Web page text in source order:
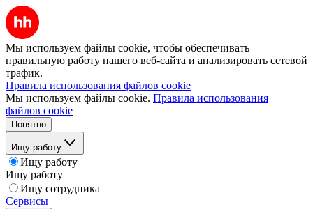
Мы используем файлы cookie, чтобы обеспечивать
правильную работу нашего веб-сайта и анализировать сетевой
трафик.
Правила использования файлов cookie
Мы используем файлы cookie. Правила использования
файлов cookie
Понятно
Ищу работу
Ищу работу
Ищу работу
Ищу сотрудника
Сервисы